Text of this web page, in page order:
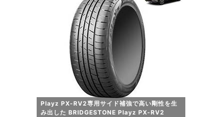
Playz PX-RV2専用サイド補強で高い剛性を生
み出した BRIDGESTONE Playz PX-RV2